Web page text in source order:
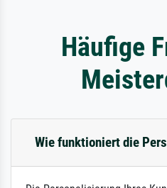
Häufige
Wie funktioniert die